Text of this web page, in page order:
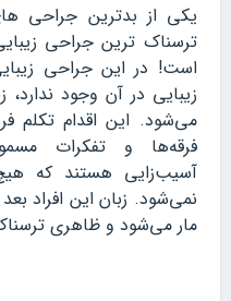
یکی از بدترین جراحی
ترسناک ترین جراحی
است! در این جراحی
زیبایی در آن وجود
می‌شود. این اقدام تکلم
فرقه‌ها و تفکرات
آسیب‌زایی هستند که
نمی‌شود. زبان این افراد
مار می‌شود و ظاهری